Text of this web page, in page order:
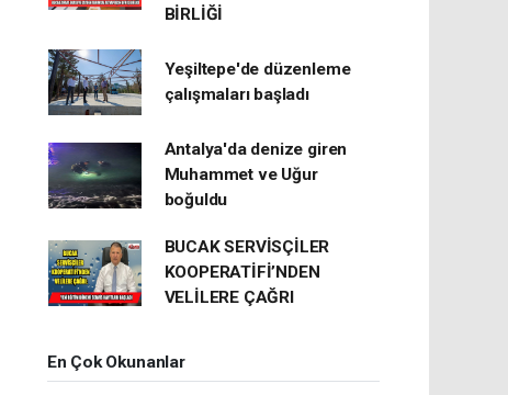
BİRLİĞİ
Yeşiltepe'de düzenleme
çalışmaları başladı
Antalya'da denize giren
Muhammet ve Uğur
boğuldu
BUCAK SERVİSÇİLER
KOOPERATİFİ’NDEN
VELİLERE ÇAĞRI
En Çok Okunanlar